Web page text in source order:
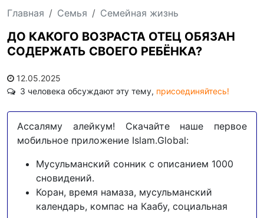
Главная Семья Семейная жизнь
ДО КАКОГО ВОЗРАСТА ОТЕЦ ОБЯЗАН
СОДЕРЖАТЬ СВОЕГО РЕБЁНКА?
12.05.2025
3 человека обсуждают эту тему, присоединяйтесь!
Ассаляму алейкум! Скачайте наше первое
мобильное приложение Islam.Global:
Мусульманский сонник с описанием 1000
сновидений.
Коран, время намаза, мусульманский
календарь, компас на Каабу, социальная